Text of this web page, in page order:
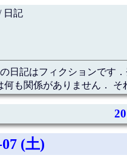
日記
日記はフィクションです
何も関係がありません．
(土)